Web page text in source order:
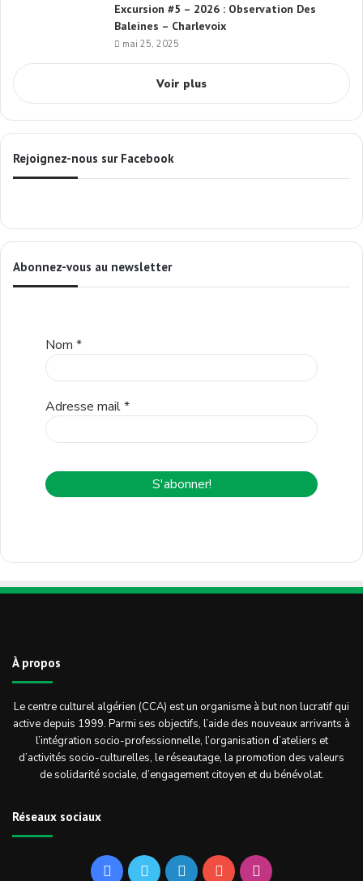
Excursion #5 – 2026 : Observation Des
Baleines – Charlevoix
mai 25, 2025
Voir plus
Rejoignez-nous sur Facebook
Abonnez-vous au newsletter
Nom *
Adresse mail*
À propos
Le centre culturel algérien (CCA) est un organisme à but non lucratif qui
active depuis 1999. Parmi ses objectifs, l’aide des nouveaux arrivants à
l’intégration socio-professionnelle, l’organisation d’ateliers et
d’activités socio-culturelles, le réseautage, la promotion des valeurs
de solidarité sociale, d’engagement citoyen et du bénévolat.
Réseaux sociaux
FacebookTwitterLinkedinYouTubeInstagram